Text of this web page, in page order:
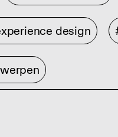
design